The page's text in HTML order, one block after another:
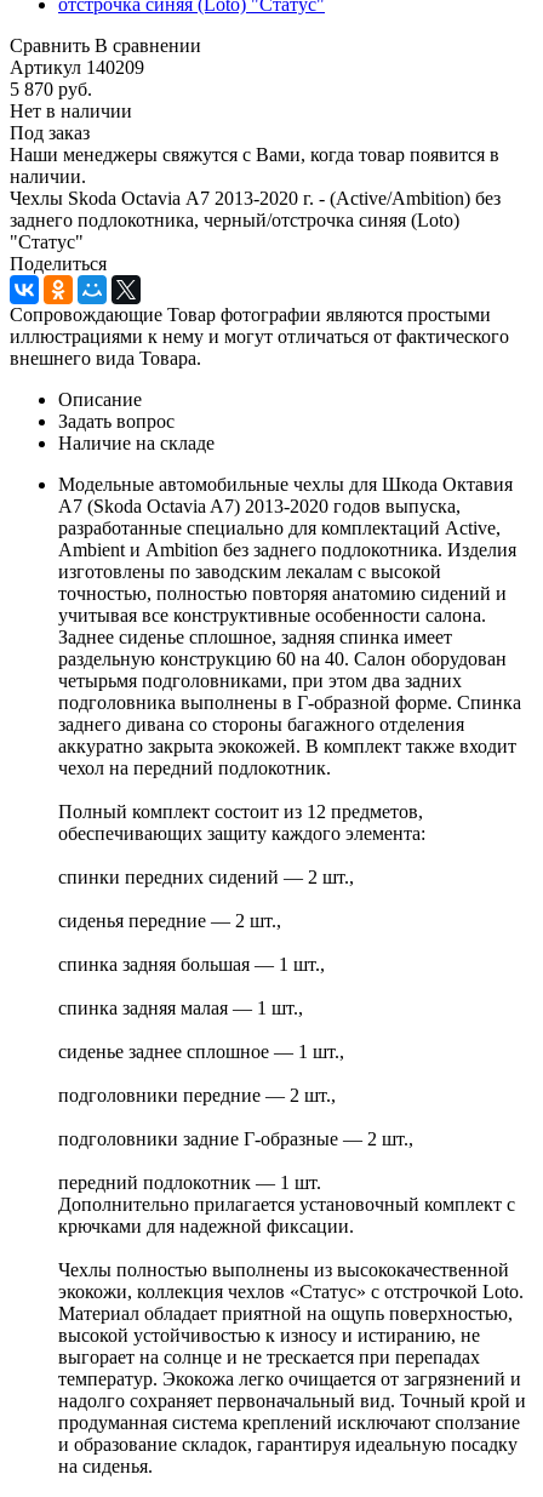
Сравнить В сравнении
Артикул 140209
5 870 руб.
Нет в наличии
Под заказ
Наши менеджеры свяжутся с Вами, когда товар появится в
наличии.
Чехлы Skoda Octavia А7 2013-2020 г. - (Active/Ambition) без
заднего подлокотника, черный/отстрочка синяя (Loto)
"Статус"
Поделиться
Сопровождающие Товар фотографии являются простыми
иллюстрациями к нему и могут отличаться от фактического
внешнего вида Товара.
Описание
Задать вопрос
Наличие на складе
Модельные автомобильные чехлы для Шкода Октавия
А7 (Skoda Octavia A7) 2013-2020 годов выпуска,
разработанные специально для комплектаций Active,
Ambient и Ambition без заднего подлокотника. Изделия
изготовлены по заводским лекалам с высокой
точностью, полностью повторяя анатомию сидений и
учитывая все конструктивные особенности салона.
Заднее сиденье сплошное, задняя спинка имеет
раздельную конструкцию 60 на 40. Салон оборудован
четырьмя подголовниками, при этом два задних
подголовника выполнены в Г-образной форме. Спинка
заднего дивана со стороны багажного отделения
аккуратно закрыта экокожей. В комплект также входит
чехол на передний подлокотник.
Полный комплект состоит из 12 предметов,
обеспечивающих защиту каждого элемента:
спинки передних сидений — 2 шт.,
сиденья передние — 2 шт.,
спинка задняя большая — 1 шт.,
спинка задняя малая — 1 шт.,
сиденье заднее сплошное — 1 шт.,
подголовники передние — 2 шт.,
подголовники задние Г-образные — 2 шт.,
передний подлокотник — 1 шт.
Дополнительно прилагается установочный комплект с
крючками для надежной фиксации.
Чехлы полностью выполнены из высококачественной
экокожи, коллекция чехлов «Статус» с отстрочкой Loto.
Материал обладает приятной на ощупь поверхностью,
высокой устойчивостью к износу и истиранию, не
выгорает на солнце и не трескается при перепадах
температур. Экокожа легко очищается от загрязнений и
надолго сохраняет первоначальный вид. Точный крой и
продуманная система креплений исключают сползание
и образование складок, гарантируя идеальную посадку
на сиденья.